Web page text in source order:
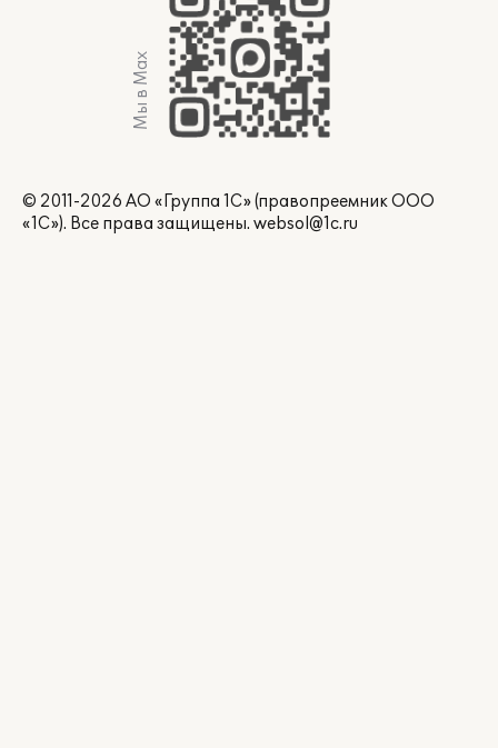
Мы в Max
© 2011-2026 АО «Группа 1С» (правопреемник ООО
«1С»). Все права защищены. websol@1c.ru